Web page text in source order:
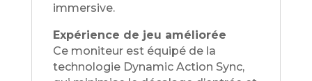
immersive.
Expérience de jeu améliorée
Ce moniteur est équipé de la
technologie Dynamic Action Sync,